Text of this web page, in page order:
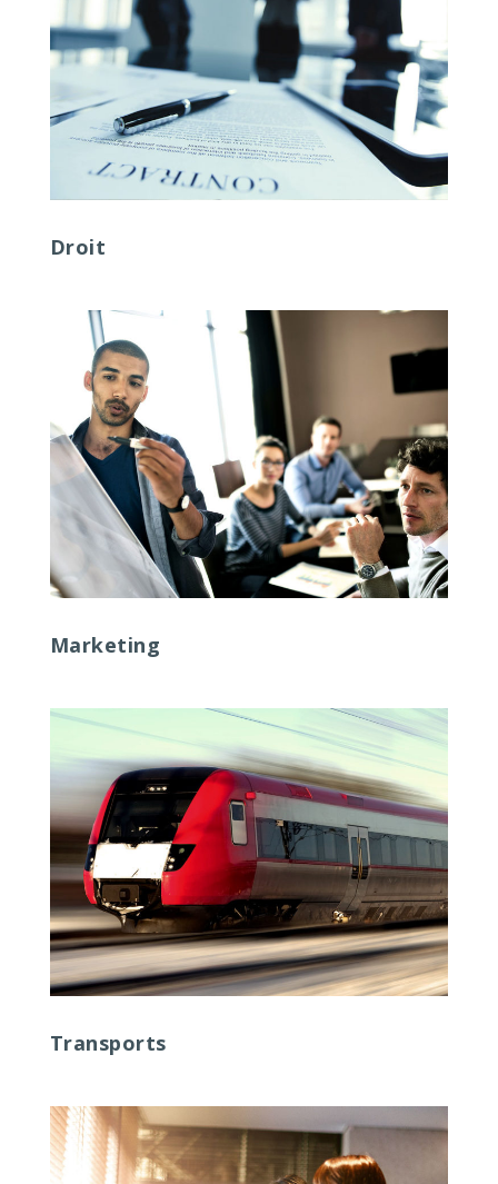
Droit
Marketing
Transports